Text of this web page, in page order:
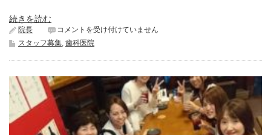
続きを読む
院長
求
人
つ
て
は
コメントを受け付けていません
スタッフ募集, 歯科医院